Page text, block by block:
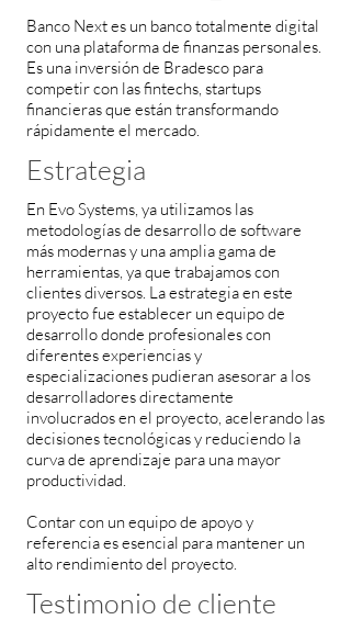
Banco Next es un banco totalmente digital
con una plataforma de finanzas personales.
Es una inversión de Bradesco para
competir con las fintechs, startups
financieras que están transformando
rápidamente el mercado.
Estrategia
En Evo Systems, ya utilizamos las
metodologías de desarrollo de software
más modernas y una amplia gama de
herramientas, ya que trabajamos con
clientes diversos. La estrategia en este
proyecto fue establecer un equipo de
desarrollo donde profesionales con
diferentes experiencias y
especializaciones pudieran asesorar a los
desarrolladores directamente
involucrados en el proyecto, acelerando las
decisiones tecnológicas y reduciendo la
curva de aprendizaje para una mayor
productividad.
Contar con un equipo de apoyo y
referencia es esencial para mantener un
alto rendimiento del proyecto.
Testimonio de cliente